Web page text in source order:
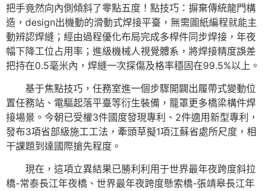
把手竟然向內側傾斜了零點五度！點技巧：摒棄傳統龍門構
造，design出機動的滑動式焊接平臺，無需圖紙編程就能主
動辨認焊縫；經由過程優化布局完成多桿件同步焊接，年夜
幅下降工位占用率；進級機械人視覺體系，將焊接精度誤差
把持在0.5毫米內，焊縫一次探傷及格率穩固在99.5%以上。
基于焦點技巧，任務室進一個步驟開闢出履帶式變動位
置任務站、電驅起落平臺等衍生裝備，籠罩更多橋梁構件焊
接場景。今朝已受權3件國度發現專利、2件適用新型專利，
發布3項省部級施工工法，牽頭草擬1項江蘇省處所尺度，相
干課題到達國際搶先程度。
現在，這項立異結果已勝利利用于世界最年夜跨度斜拉
橋-常泰長江年夜橋、世界最年夜跨度懸索橋-張靖皋長江年